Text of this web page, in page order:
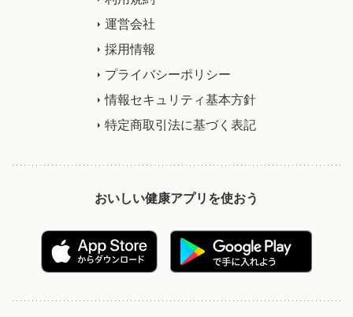
運営会社
採用情報
プライバシーポリシー
情報セキュリティ基本方針
特定商取引法に基づく表記
おいしい健康アプリを使おう